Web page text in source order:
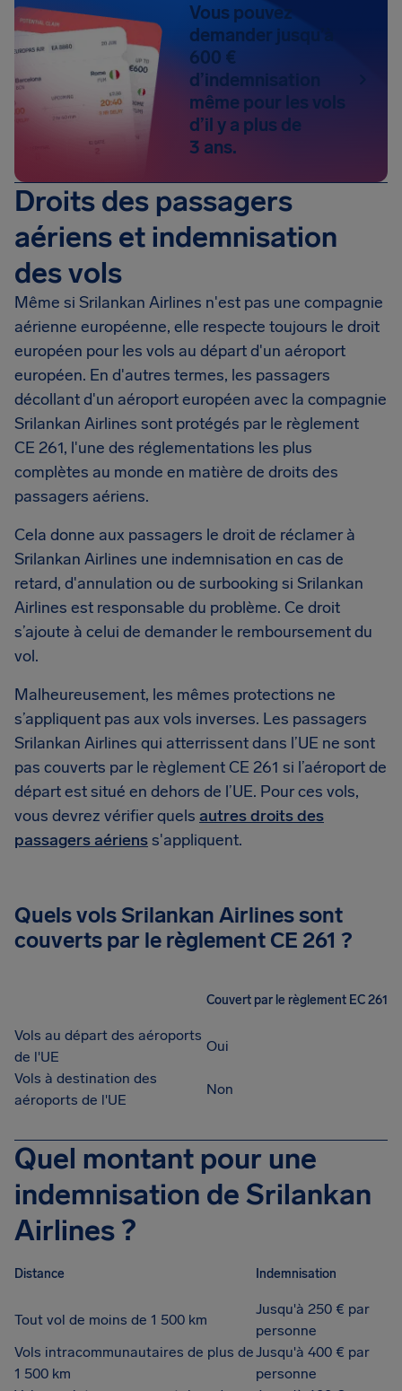
Vous pouvez
demander jusqu’à
600 €
d’indemnisation
même pour les vols
d’il y a plus de
3 ans.
Droits des passagers
aériens et indemnisation
des vols
Même si Srilankan Airlines n'est pas une compagnie
aérienne européenne, elle respecte toujours le droit
européen pour les vols au départ d'un aéroport
européen. En d'autres termes, les passagers
décollant d'un aéroport européen avec la compagnie
Srilankan Airlines sont protégés par le règlement
CE 261, l'une des réglementations les plus
complètes au monde en matière de droits des
passagers aériens.
Cela donne aux passagers le droit de réclamer à
Srilankan Airlines une indemnisation en cas de
retard, d'annulation ou de surbooking si Srilankan
Airlines est responsable du problème. Ce droit
s’ajoute à celui de demander le remboursement du
vol.
Malheureusement, les mêmes protections ne
s’appliquent pas aux vols inverses. Les passagers
Srilankan Airlines qui atterrissent dans l’UE ne sont
pas couverts par le règlement CE 261 si l’aéroport de
départ est situé en dehors de l’UE. Pour ces vols,
vous devrez vérifier quels autres droits des
passagers aérienss'appliquent.
Quels vols Srilankan Airlines sont
couverts par le règlement CE 261 ?
Couvert par le règlement EC 261
Vols au départ des aéroports
de l'UE
Oui
Vols à destination des
aéroports de l'UE
Non
Quel montant pour une
indemnisation de Srilankan
Airlines ?
Distance Indemnisation
Tout vol de moins de 1 500 km
Jusqu'à 250 € par
personne
Vols intracommunautaires de plus de
1 500 km
Jusqu'à 400 € par
personne